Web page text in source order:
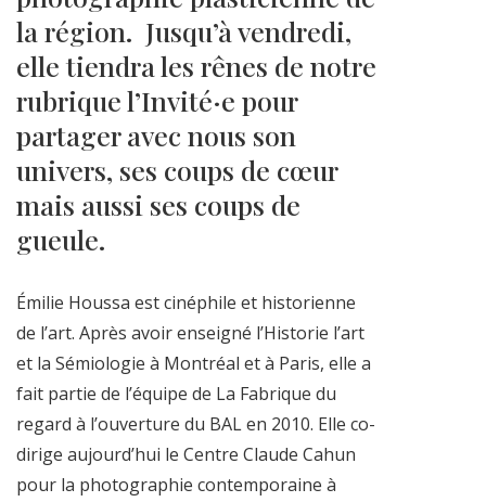
la région. Jusqu’à vendredi,
elle tiendra les rênes de notre
rubrique l’Invité·e pour
partager avec nous son
univers, ses coups de cœur
mais aussi ses coups de
gueule.
Émilie Houssa est cinéphile et historienne
de l’art. Après avoir enseigné l’Historie l’art
et la Sémiologie à Montréal et à Paris, elle a
fait partie de l’équipe de La Fabrique du
regard à l’ouverture du BAL en 2010. Elle co-
dirige aujourd’hui le Centre Claude Cahun
pour la photographie contemporaine à